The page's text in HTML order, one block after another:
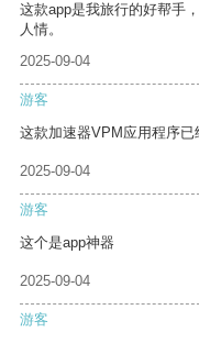
这款app是我旅行的好帮手
人情。
2025-09-04
游客
这款加速器VPM应用程序已
2025-09-04
游客
这个是app神器
2025-09-04
游客